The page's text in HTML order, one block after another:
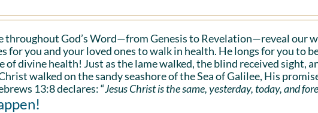
throughout God’s Word—from Genesis to Revelation—reveal our
for you and your loved ones to walk in health. He longs for you to
of divine health! Just as the lame walked, the blind received sight,
walked on the sandy seashore of the Sea of Galilee, His
13:8 declares: “Jesus Christ is the same, yesterday, today, and